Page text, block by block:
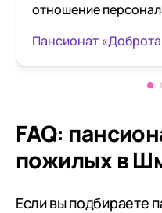
отношение
кормят пятиразовым
разнообразным
питанием.Хорошо и
Минусы: нет.
FAQ:
пожилых в
Если вы подбираете